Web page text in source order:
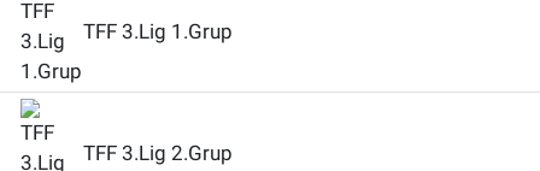
TFF 3.Lig 1.Grup
TFF 3.Lig 2.Grup